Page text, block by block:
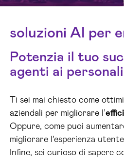
soluzioni AI per
Potenzia il tuo
agenti ai
Ti sei mai chiesto come
aziendali per migliorare l’
Oppure, come puoi
migliorare l’esperienza
Infine, sei curioso di sapere